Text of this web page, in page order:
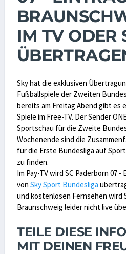
IM TV ODER
Sky hat die exklusiven
Fußballspiele der Zweiten
bereits am Freitag Abend gibt es
Spiele im Free-TV. Der Sender
Sportschau für die Zweite
Wochenende sind die
für die Erste Bundesliga auf
zu finden.
Im Pay-TV wird SC Paderborn 07
von Sky Sport Bundesliga
und kostenlosen Fernsehen wird
Braunschweig leider nicht live
TEILE DIESE
MIT DEINEN